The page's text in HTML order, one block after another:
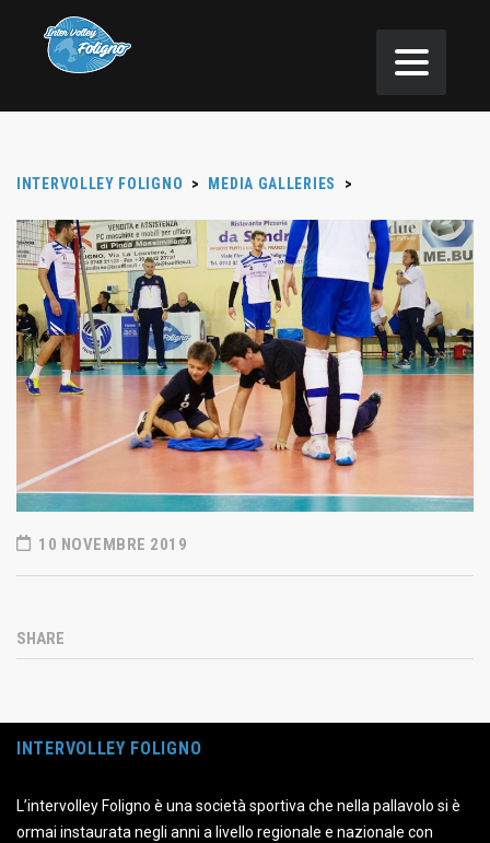
INTERVOLLEY FOLIGNO > MEDIA GALLERIES >
10 NOVEMBRE 2019
SHARE
INTERVOLLEY FOLIGNO
L’intervolley Foligno è una società sportiva che nella pallavolo si è
ormai instaurata negli anni a livello regionale e nazionale con